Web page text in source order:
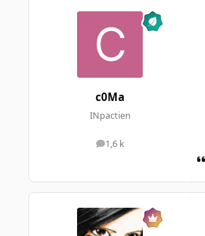
c0Ma
INpactien
1,6 k
messages